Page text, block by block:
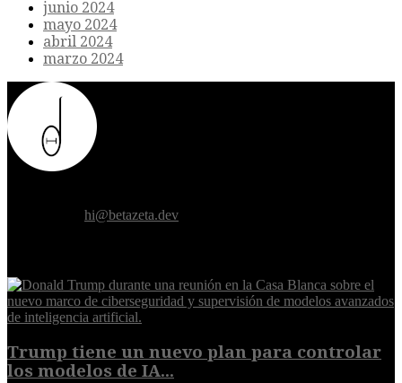
junio 2024
mayo 2024
abril 2024
marzo 2024
hi@betazeta.dev
Trump tiene un nuevo plan para controlar
los modelos de IA...